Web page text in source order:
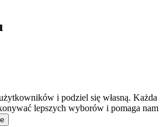
i podziel się własną. Każda
lepszych wyborów i pomaga nam